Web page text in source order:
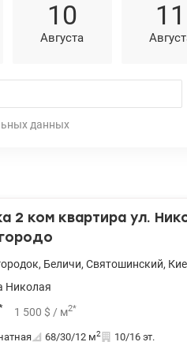
10
Августа
11
данных
2 ком квартира ул.
, Беличи, Святошинский,
Николая
1 500 $ / м2*
68/30/12 м2 10/16 эт.